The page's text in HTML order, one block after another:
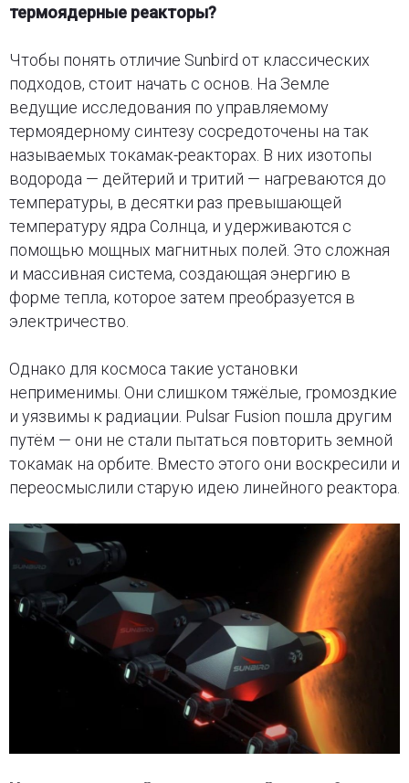
термоядерные реакторы?
Чтобы понять отличие Sunbird от классических
подходов, стоит начать с основ. На Земле
ведущие исследования по управляемому
термоядерному синтезу сосредоточены на так
называемых токамак-реакторах. В них изотопы
водорода — дейтерий и тритий — нагреваются до
температуры, в десятки раз превышающей
температуру ядра Солнца, и удерживаются с
помощью мощных магнитных полей. Это сложная
и массивная система, создающая энергию в
форме тепла, которое затем преобразуется в
электричество.
Однако для космоса такие установки
неприменимы. Они слишком тяжёлые, громоздкие
и уязвимы к радиации. Pulsar Fusion пошла другим
путём — они не стали пытаться повторить земной
токамак на орбите. Вместо этого они воскресили и
переосмыслили старую идею линейного реактора.